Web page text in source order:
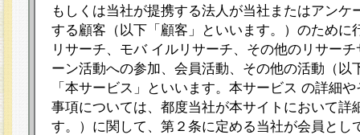
もしくは当社が提携する法人が当社またはアンケ
する顧客（以下「顧客」といいます。）のために
リサーチ、モバ イルリサーチ、その他のリサー
ーン活動への参加、会員活動、その他の活動（以
「本サービス」といいます。本サービス の詳細
事項については、都度当社が本サイトにおいて詳
す。）に関して、第２条に定める当社が会員とし